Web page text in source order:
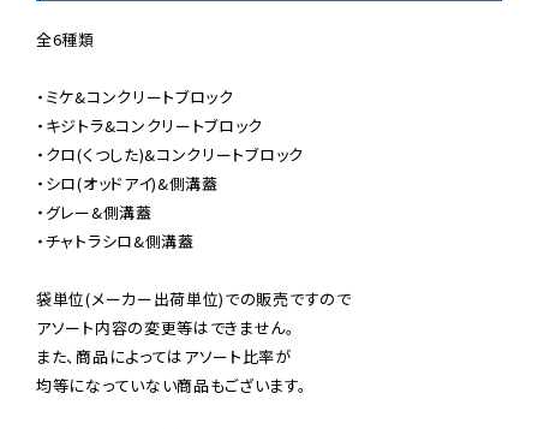
全6種類
・ミケ&コンクリートブロック
・キジトラ&コンクリートブロック
・クロ(くつした)&コンクリートブロック
・シロ(オッドアイ)&側溝蓋
・グレー&側溝蓋
・チャトラシロ&側溝蓋
袋単位(メーカー出荷単位)での販売ですので
アソート内容の変更等はできません。
また、商品によってはアソート比率が
均等になっていない商品もございます。